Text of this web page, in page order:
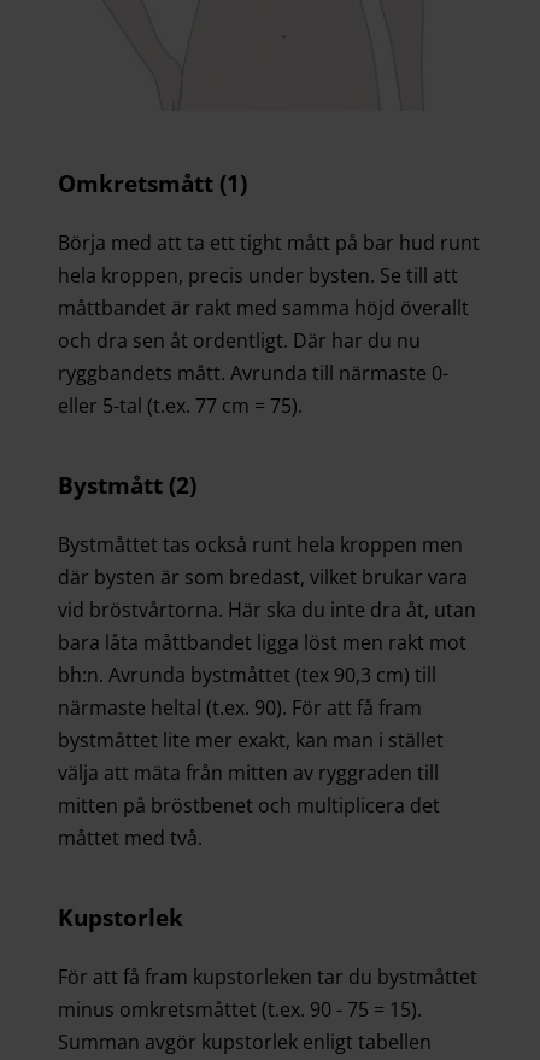
Omkretsmått (1)
Börja med att ta ett tight mått på bar hud runt
hela kroppen, precis under bysten. Se till att
måttbandet är rakt med samma höjd överallt
och dra sen åt ordentligt. Där har du nu
ryggbandets mått. Avrunda till närmaste 0-
eller 5-tal (t.ex. 77 cm = 75).
Bystmått (2)
Bystmåttet tas också runt hela kroppen men
där bysten är som bredast, vilket brukar vara
vid bröstvårtorna. Här ska du inte dra åt, utan
bara låta måttbandet ligga löst men rakt mot
bh:n. Avrunda bystmåttet (tex 90,3 cm) till
närmaste heltal (t.ex. 90). För att få fram
bystmåttet lite mer exakt, kan man i stället
välja att mäta från mitten av ryggraden till
mitten på bröstbenet och multiplicera det
måttet med två.
Kupstorlek
För att få fram kupstorleken tar du bystmåttet
minus omkretsmåttet (t.ex. 90 - 75 = 15).
Summan avgör kupstorlek enligt tabellen